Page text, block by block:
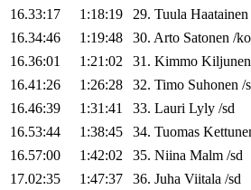
16.33:17
1:18:19 29. Tuula Haatainen
16.34:46
1:19:48 30. Arto Satonen /
16.36:01
1:21:02 31. Kimmo Kiljunen
16.41:26
1:26:28 32. Timo Suhonen /
16.46:39
1:31:41 33. Lauri Lyly /sd
16.53:44
1:38:45 34. Tuomas
16.57:00
1:42:02 35. Niina Malm /sd
17.02:35
1:47:37 36. Juha Viitala /sd